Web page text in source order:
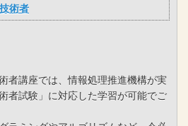
術者
者講座では、情報処理推進機構が実
者試験」に対応した学習が可能でご